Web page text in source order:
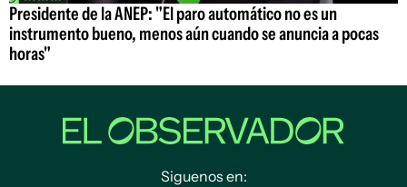
Presidente de la ANEP: "El paro automático no es un
instrumento bueno, menos aún cuando se anuncia a pocas
horas"
Siguenos en: